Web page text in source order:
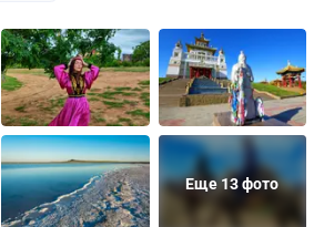
Еще 13 фото